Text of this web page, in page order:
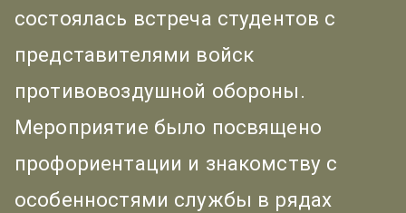
состоялась встреча студентов с
представителями войск
противовоздушной обороны.
Мероприятие было посвящено
профориентации и знакомству с
особенностями службы в рядах